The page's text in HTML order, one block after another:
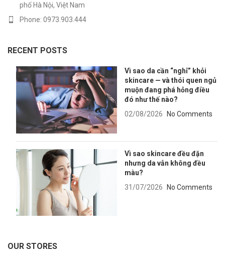
phố Hà Nội, Việt Nam
Phone: 0973.903.444
RECENT POSTS
Vì sao da cần “nghỉ” khỏi
skincare — và thói quen ngủ
muộn đang phá hỏng điều
đó như thế nào?
02/08/2026
No Comments
Vì sao skincare đều đặn
nhưng da vẫn không đều
màu?
31/07/2026
No Comments
OUR STORES